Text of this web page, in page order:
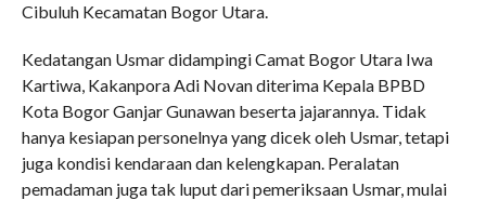
Cibuluh Kecamatan Bogor Utara.
Kedatangan Usmar didampingi Camat Bogor Utara Iwa
Kartiwa, Kakanpora Adi Novan diterima Kepala BPBD
Kota Bogor Ganjar Gunawan beserta jajarannya. Tidak
hanya kesiapan personelnya yang dicek oleh Usmar, tetapi
juga kondisi kendaraan dan kelengkapan. Peralatan
pemadaman juga tak luput dari pemeriksaan Usmar, mulai